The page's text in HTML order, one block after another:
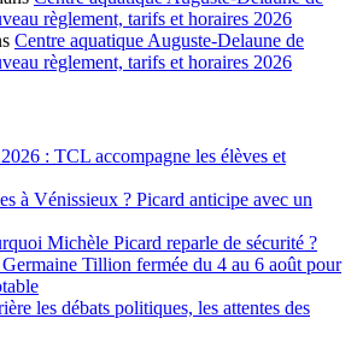
règlement, tarifs et horaires 2026
Centre aquatique Auguste-Delaune de
règlement, tarifs et horaires 2026
: TCL accompagne les élèves et
à Vénissieux ? Picard anticipe avec un
Michèle Picard reparle de sécurité ?
Tillion fermée du 4 au 6 août pour
les débats politiques, les attentes des